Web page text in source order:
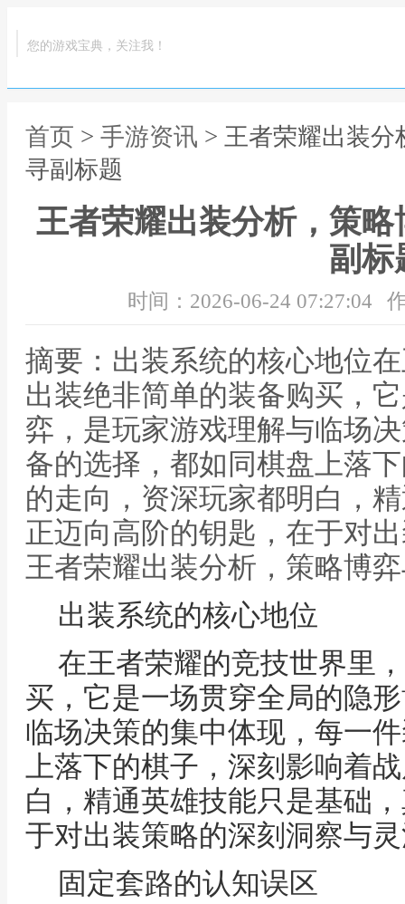
您的游戏宝典，关注我！
首页 > 手游资讯 > 王者荣耀出装
寻副标题
王者荣耀出装分析，策
副标
时间：2026-06-24 07:27:04
摘要：出装系统的核心地位
出装绝非简单的装备购买，
弈，是玩家游戏理解与临场
备的选择，都如同棋盘上落
的走向，资深玩家都明白，
正迈向高阶的钥匙，在于对
王者荣耀出装分析，策略博
出装系统的核心地位
在王者荣耀的竞技世界里
买，它是一场贯穿全局的隐
临场决策的集中体现，每一
上落下的棋子，深刻影响着
白，精通英雄技能只是基础
于对出装策略的深刻洞察与
固定套路的认知误区